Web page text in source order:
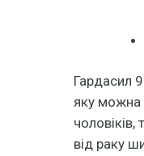
Гардасил
яку можна
чоловіків,
від раку